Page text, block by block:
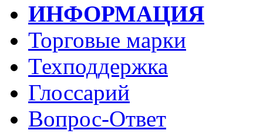
ИНФОРМАЦИЯ
Торговые марки
Техподдержка
Глоссарий
Вопрос-Ответ